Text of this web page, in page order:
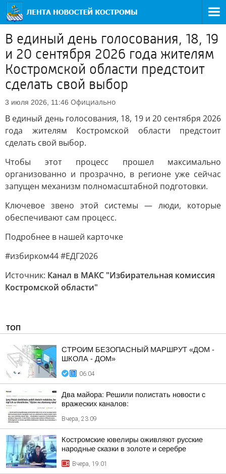
В единый день голосования, 18, 19
и 20 сентября 2026 года жителям
Костромской области предстоит
сделать свой выбор
3 июля 2026, 11:46 Официально
В единый день голосования, 18, 19 и 20 сентября 2026
года жителям Костромской области предстоит
сделать свой выбор.
Чтобы этот процесс прошел максимально
организованно и прозрачно, в регионе уже сейчас
запущен механизм полномасштабной подготовки.
Ключевое звено этой системы — люди, которые
обеспечивают сам процесс.
Подробнее в нашей карточке
#избирком44 #ЕДГ2026
Источник: Канал в МАКС "Избирательная комиссия
Костромской области"
ТОП
СТРОИМ БЕЗОПАСНЫЙ МАРШРУТ «ДОМ -
ШКОЛА - ДОМ»
06:04
Два майора: Решили полистать новости с
вражеских каналов:
Вчера, 23:09
Костромские ювелиры оживляют русские
народные сказки в золоте и серебре
Вчера, 19:01